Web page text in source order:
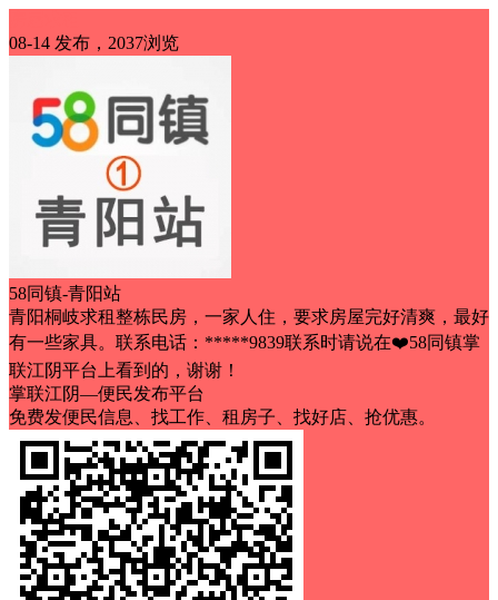
08-14 发布，2037浏览
58同镇-青阳站
青阳桐岐求租整栋民房，一家人住，要求房屋完好清爽，最好
有一些家具。联系电话：*****9839联系时请说在❤️58同镇掌
联江阴平台上看到的，谢谢！
掌联江阴—便民发布平台
免费发便民信息、找工作、租房子、找好店、抢优惠。